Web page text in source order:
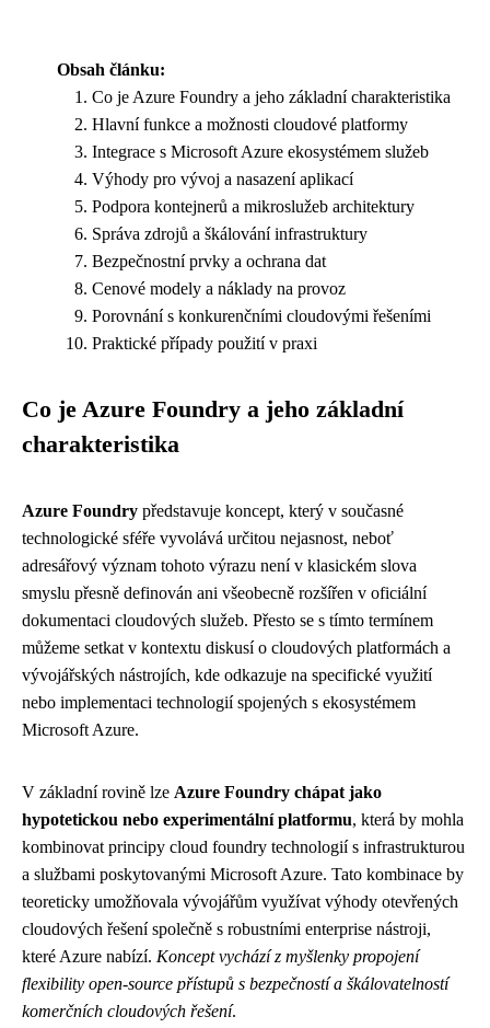
Obsah článku:
Co je Azure Foundry a jeho základní charakteristika
Hlavní funkce a možnosti cloudové platformy
Integrace s Microsoft Azure ekosystémem služeb
Výhody pro vývoj a nasazení aplikací
Podpora kontejnerů a mikroslužeb architektury
Správa zdrojů a škálování infrastruktury
Bezpečnostní prvky a ochrana dat
Cenové modely a náklady na provoz
Porovnání s konkurenčními cloudovými řešeními
Praktické případy použití v praxi
Co je Azure Foundry a jeho základní
charakteristika
Azure Foundry představuje koncept, který v současné
technologické sféře vyvolává určitou nejasnost, neboť
adresářový význam tohoto výrazu není v klasickém slova
smyslu přesně definován ani všeobecně rozšířen v oficiální
dokumentaci cloudových služeb. Přesto se s tímto termínem
můžeme setkat v kontextu diskusí o cloudových platformách a
vývojářských nástrojích, kde odkazuje na specifické využití
nebo implementaci technologií spojených s ekosystémem
Microsoft Azure.
V základní rovině lze Azure Foundry chápat jako
hypotetickou nebo experimentální platformu, která by mohla
kombinovat principy cloud foundry technologií s infrastrukturou
a službami poskytovanými Microsoft Azure. Tato kombinace by
teoreticky umožňovala vývojářům využívat výhody otevřených
cloudových řešení společně s robustními enterprise nástroji,
které Azure nabízí. Koncept vychází z myšlenky propojení
flexibility open-source přístupů s bezpečností a škálovatelností
komerčních cloudových řešení.